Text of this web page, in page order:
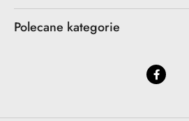
Polecane kategorie